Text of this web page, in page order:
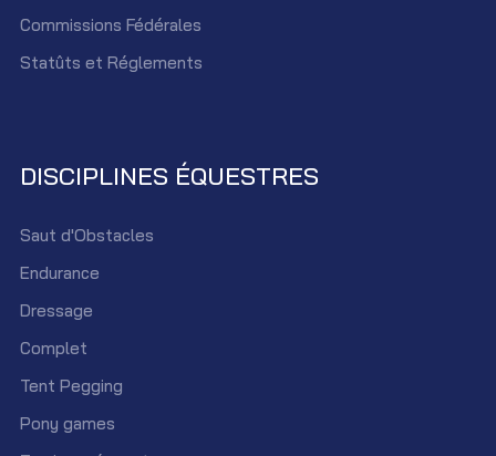
Commissions Fédérales
Statûts et Réglements
DISCIPLINES ÉQUESTRES
Saut d'Obstacles
Endurance
Dressage
Complet
Tent Pegging
Pony games